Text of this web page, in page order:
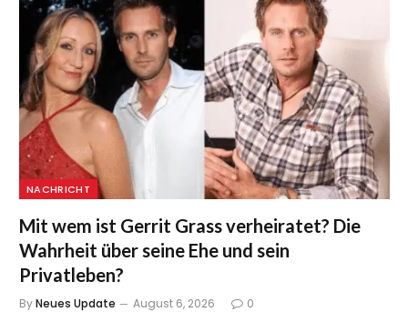
NACHRICHT
Mit wem ist Gerrit Grass verheiratet? Die
Wahrheit über seine Ehe und sein
Privatleben?
ByNeues Update August 6, 2026 0